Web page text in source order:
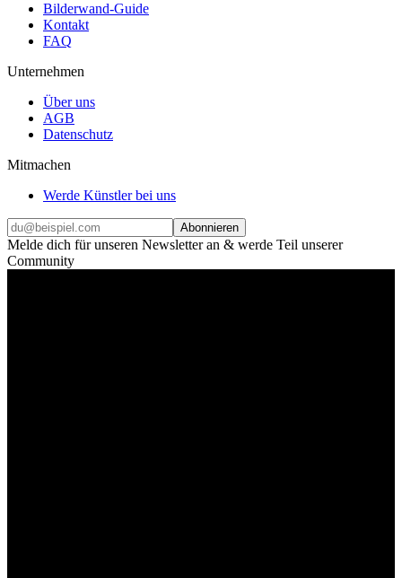
Bilderwand-Guide
Kontakt
FAQ
Unternehmen
Über uns
AGB
Datenschutz
Mitmachen
Werde Künstler bei uns
Abonnieren
Melde dich für unseren Newsletter an & werde Teil unserer
Community